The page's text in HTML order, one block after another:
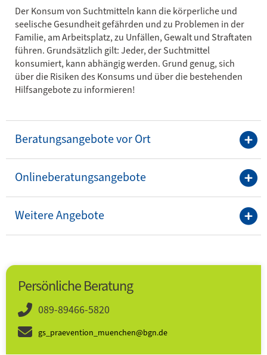
Der Konsum von Suchtmitteln kann die körperliche und
seelische Gesundheit gefährden und zu Problemen in der
Familie, am Arbeitsplatz, zu Unfällen, Gewalt und Straftaten
führen. Grundsätzlich gilt: Jeder, der Suchtmittel
konsumiert, kann abhängig werden. Grund genug, sich
über die Risiken des Konsums und über die bestehenden
Hilfsangebote zu informieren!
Beratungsangebote vor Ort
Onlineberatungsangebote
Weitere Angebote
Persönliche Beratung
089-89466-5820
gs_praevention_muenchen@bgn.de